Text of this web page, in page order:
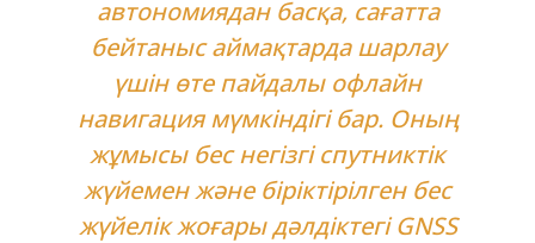
автономиядан басқа, сағатта
бейтаныс аймақтарда шарлау
үшін өте пайдалы офлайн
навигация мүмкіндігі бар. Оның
жұмысы бес негізгі спутниктік
жүйемен және біріктірілген бес
жүйелік жоғары дәлдіктегі GNSS